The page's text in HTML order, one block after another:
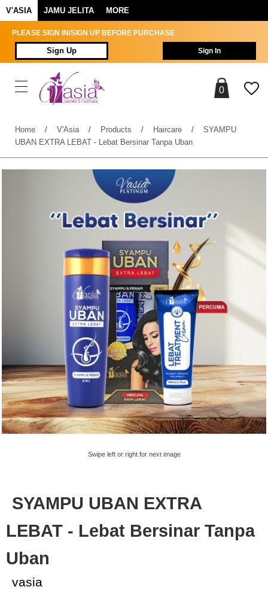
V'ASIA JAMU JELITA MORE
PLEASE SIGN IN/SIGN UP BEFORE PURCHASE
Sign Up Sign In
0
Home / V'Asia / Products / Haircare / SYAMPU
UBAN EXTRA LEBAT - Lebat Bersinar Tanpa Uban
Swipe left or right for next image
SYAMPU UBAN EXTRA
LEBAT - Lebat Bersinar Tanpa
Uban
vasia